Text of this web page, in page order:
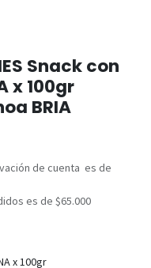
Snack con
x 100gr
BRIA
de cuenta es de
es de $65.000
x 100gr